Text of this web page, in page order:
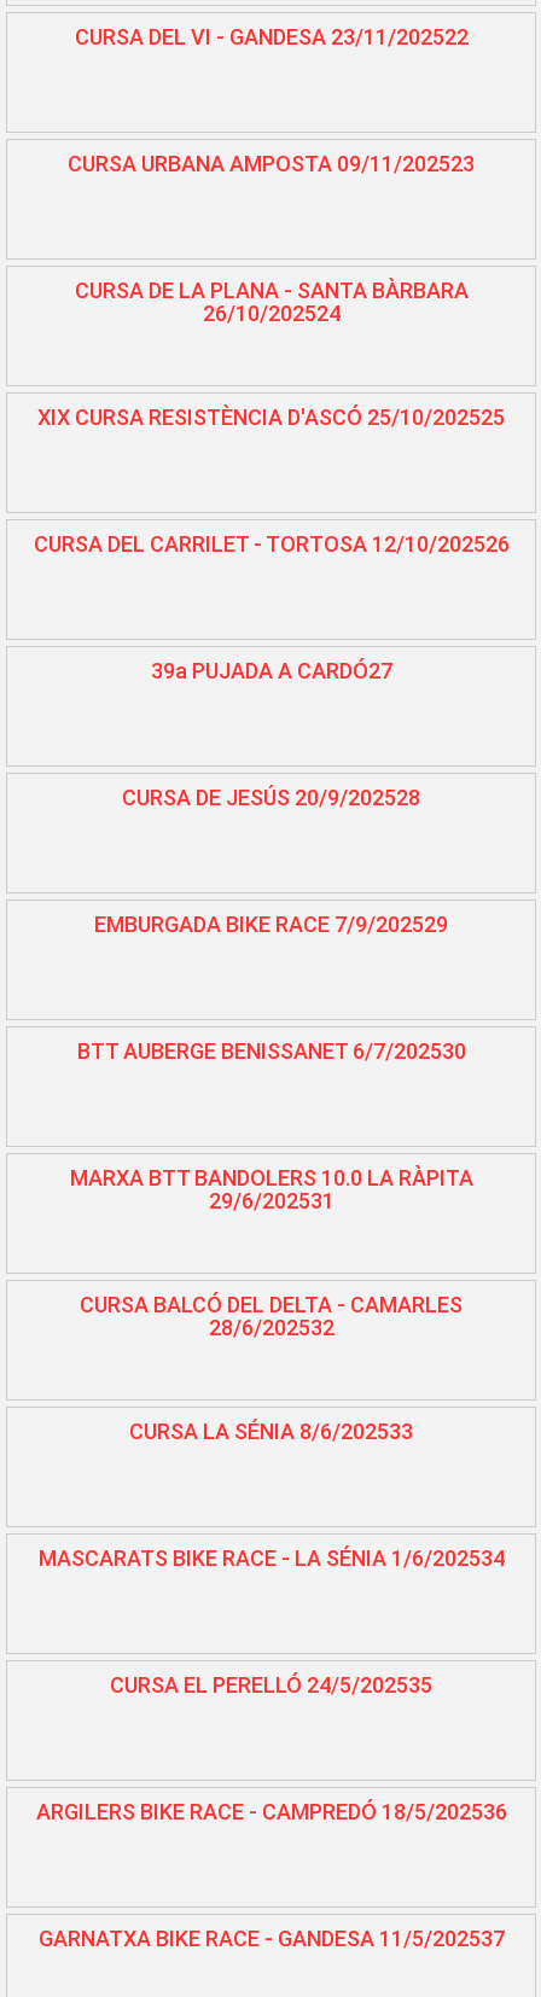
CURSA DEL VI - GANDESA 23/11/202522
CURSA URBANA AMPOSTA 09/11/202523
CURSA DE LA PLANA - SANTA BÀRBARA
26/10/202524
XIX CURSA RESISTÈNCIA D'ASCÓ 25/10/202525
CURSA DEL CARRILET - TORTOSA 12/10/202526
39a PUJADA A CARDÓ27
CURSA DE JESÚS 20/9/202528
EMBURGADA BIKE RACE 7/9/202529
BTT AUBERGE BENISSANET 6/7/202530
MARXA BTT BANDOLERS 10.0 LA RÀPITA
29/6/202531
CURSA BALCÓ DEL DELTA - CAMARLES
28/6/202532
CURSA LA SÉNIA 8/6/202533
MASCARATS BIKE RACE - LA SÉNIA 1/6/202534
CURSA EL PERELLÓ 24/5/202535
ARGILERS BIKE RACE - CAMPREDÓ 18/5/202536
GARNATXA BIKE RACE - GANDESA 11/5/202537